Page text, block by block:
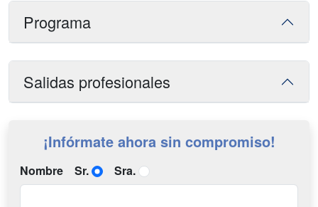
Programa
Salidas profesionales
¡Infórmate ahora sin compromiso!
Nombre Sr. Sra.